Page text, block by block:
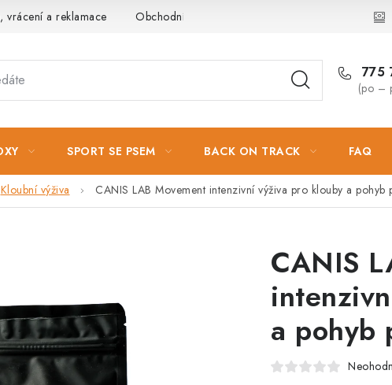
vrácení a reklamace Obchodní podmínky Podmínky ochrany
775
(po –
SPORT SE PSEM BACK ON TRACK FAQ
Kloubní výživa CANIS LAB Movement intenzivní výživa pro klouby a pohyb
CANIS
a pohyb